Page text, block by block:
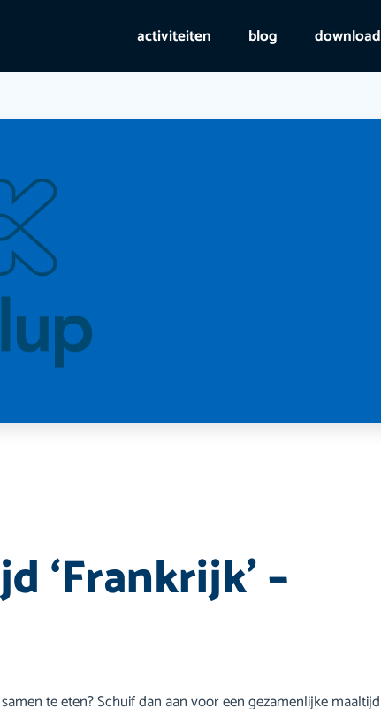
activiteiten blog download
‘Frankrijk’ –
te eten? Schuif dan aan voor een gezamenlijke maaltijd